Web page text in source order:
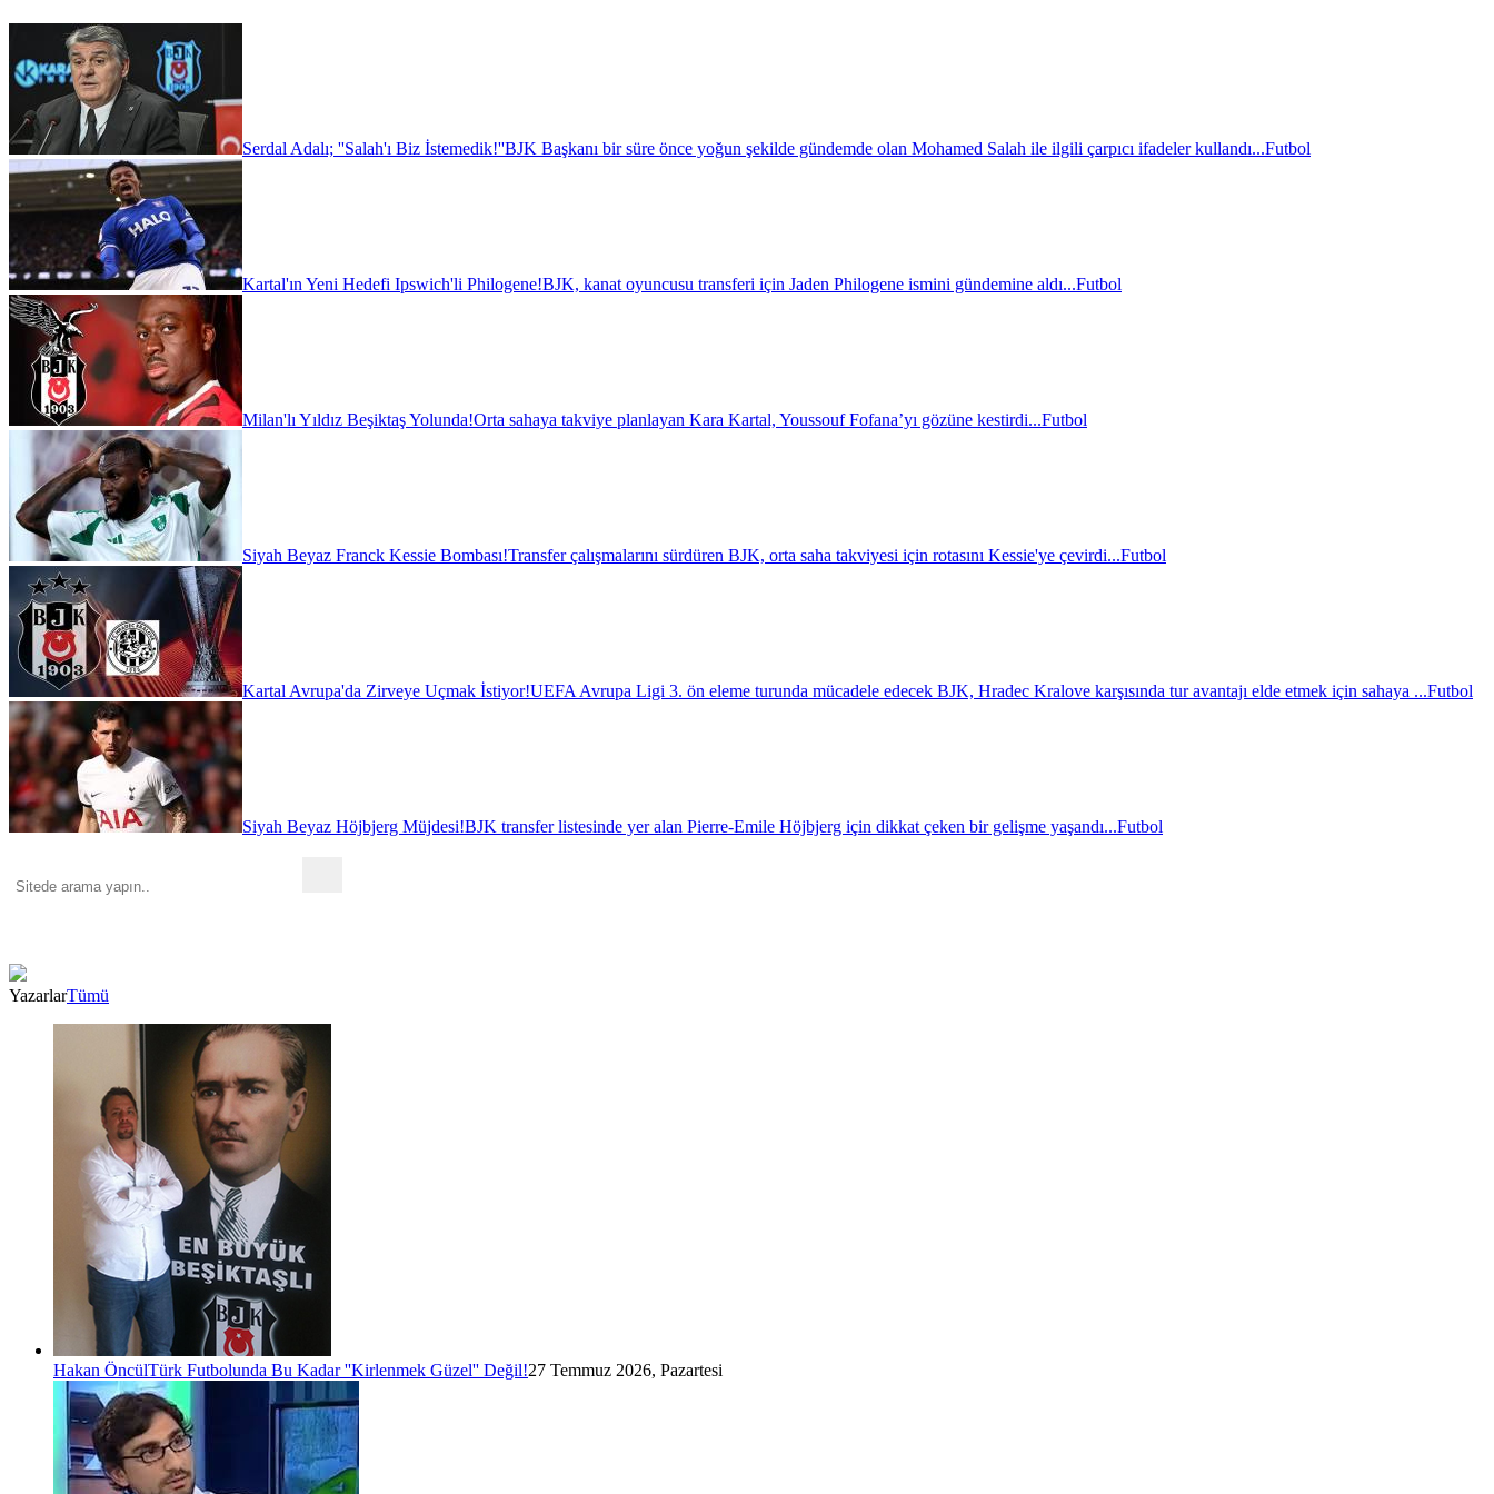
Serdal Adalı; ''Salah'ı Biz İstemedik!''BJK Başkanı bir süre önce yoğun şekilde gündemde olan Mohamed Salah ile ilgili çarpıcı ifadeler kullandı...Futbol
Kartal'ın Yeni Hedefi Ipswich'li Philogene!BJK, kanat oyuncusu transferi için Jaden Philogene ismini gündemine aldı...Futbol
Milan'lı Yıldız Beşiktaş Yolunda!Orta sahaya takviye planlayan Kara Kartal, Youssouf Fofana’yı gözüne kestirdi...Futbol
Siyah Beyaz Franck Kessie Bombası!Transfer çalışmalarını sürdüren BJK, orta saha takviyesi için rotasını Kessie'ye çevirdi...Futbol
Kartal Avrupa'da Zirveye Uçmak İstiyor!UEFA Avrupa Ligi 3. ön eleme turunda mücadele edecek BJK, Hradec Kralove karşısında tur avantajı elde etmek için sahaya ...Futbol
Siyah Beyaz Höjbjerg Müjdesi!BJK transfer listesinde yer alan Pierre-Emile Höjbjerg için dikkat çeken bir gelişme yaşandı...Futbol
YazarlarTümü
Hakan ÖncülTürk Futbolunda Bu Kadar ''Kirlenmek Güzel'' Değil!27 Temmuz 2026, Pazartesi